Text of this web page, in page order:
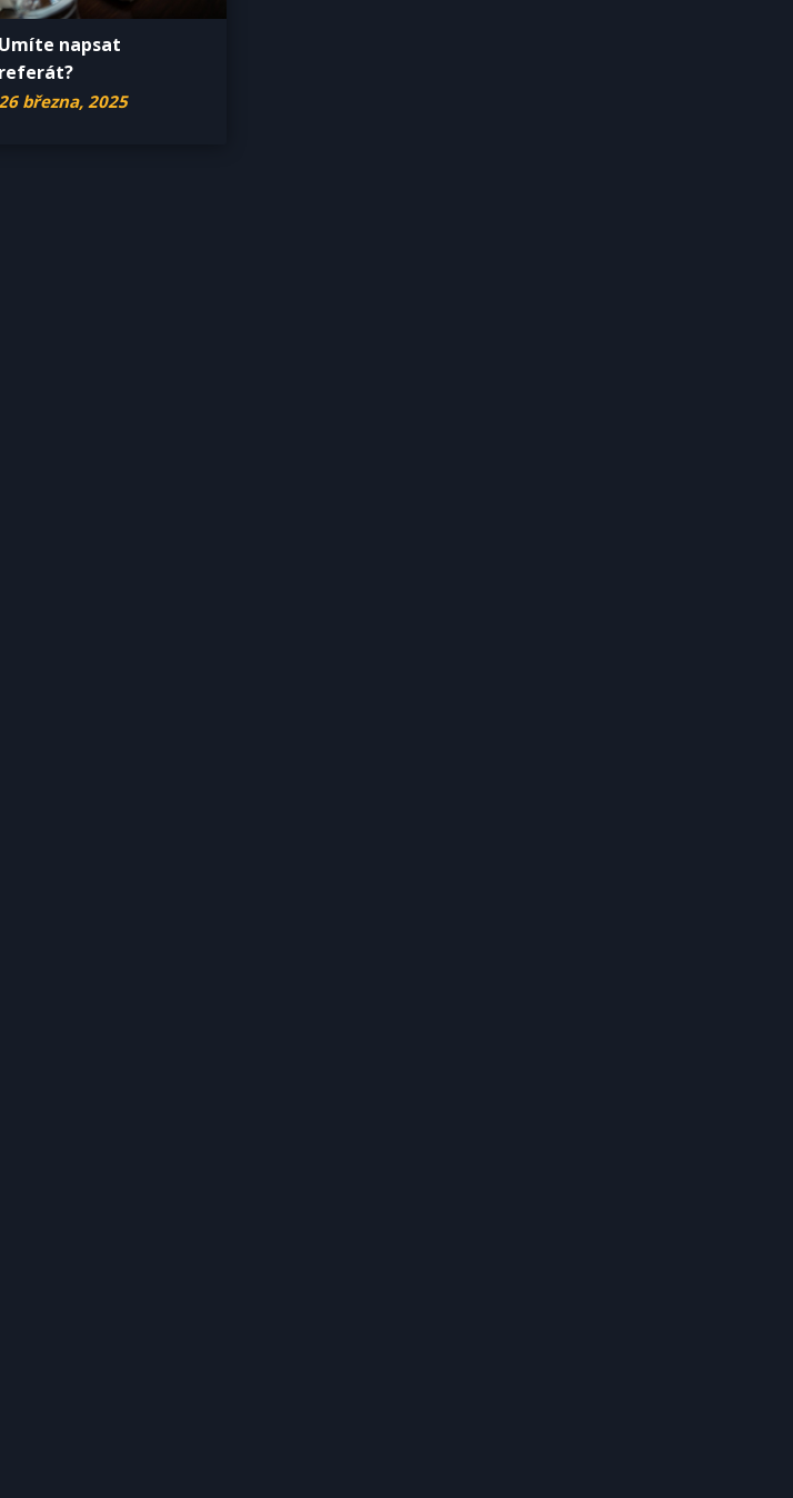
Umíte napsat
referát?
března, 2025